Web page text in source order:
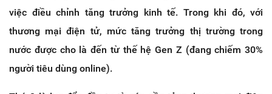
việc điều chỉnh tăng trưởng kinh tế. Trong khi đó, với
thương mại điện tử, mức tăng trưởng thị trường trong
nước được cho là đến từ thế hệ Gen Z (đang chiếm 30%
người tiêu dùng online).